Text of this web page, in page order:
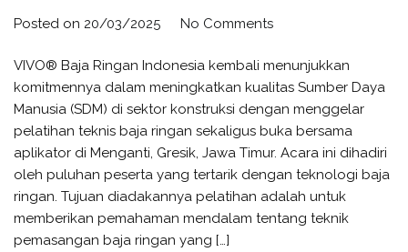
Posted on 20/03/2025 No Comments
VIVO® Baja Ringan Indonesia kembali menunjukkan
komitmennya dalam meningkatkan kualitas Sumber Daya
Manusia (SDM) di sektor konstruksi dengan menggelar
pelatihan teknis baja ringan sekaligus buka bersama
aplikator di Menganti, Gresik, Jawa Timur. Acara ini dihadiri
oleh puluhan peserta yang tertarik dengan teknologi baja
ringan. Tujuan diadakannya pelatihan adalah untuk
memberikan pemahaman mendalam tentang teknik
pemasangan baja ringan yang […]